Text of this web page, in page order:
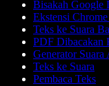
Bisakah Google
Ekstensi
Teks ke Suara
PDF Dibacakan
Generator Suara
Teks ke Suara
Pembaca Teks